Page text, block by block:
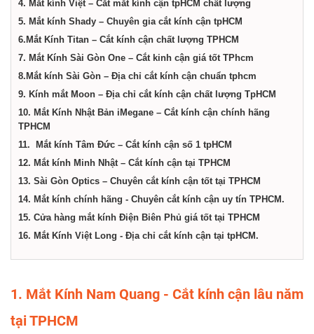
phố
Hồ
Chí
Minh
4. Mắt kính Việt – Cắt mắt kính cận tpHCM chất lượng
5. Mắt kính Shady – Chuyên gia cắt kính cận tpHCM
6.Mắt Kính Titan – Cắt kính cận chất lượng TPHCM
7. Mắt Kính Sài Gòn One – Cắt kinh cận giá tốt TPhcm
8.Mắt kính Sài Gòn – Địa chỉ cắt kính cận chuẩn tphcm
9. Kính mắt Moon – Địa chỉ cắt kính cận chất lượng TpHCM
10. Mắt Kính Nhật Bản iMegane – Cắt kính cận chính hãng
TPHCM
11. Mắt kính Tâm Đức – Cắt kính cận số 1 tpHCM
12. Mắt kính Minh Nhật – Cắt kính cận tại TPHCM
13. Sài Gòn Optics – Chuyên cắt kính cận tốt tại TPHCM
14. Mắt kính chính hãng - Chuyên cắt kính cận uy tín TPHCM.
15. Cửa hàng mắt kính Điện Biên Phủ giá tốt tại TPHCM
16. Mắt Kính Việt Long - Địa chỉ cắt kính cận tại tpHCM.
1. Mắt Kính Nam Quang - Cắt kính cận lâu năm
tại TPHCM